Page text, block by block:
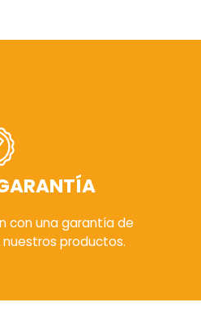
con una garantía de
productos.